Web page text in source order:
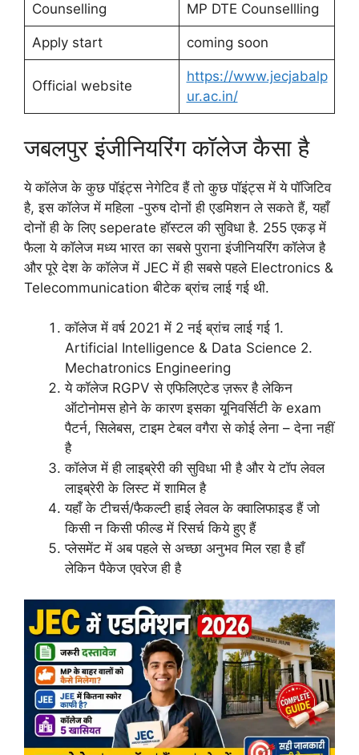
Counselling MP DTE Counsellling
Apply start coming soon
Official website
https://www.jecjabalp
ur.ac.in/
जबलपुर इंजीनियरिंग कॉलेज कैसा है
ये कॉलेज के कुछ पॉइंट्स नेगेटिव हैं तो कुछ पॉइंट्स में ये पॉजिटिव
है, इस कॉलेज में महिला -पुरुष दोनों ही एडमिशन ले सकते हैं, यहाँ
दोनों ही के लिए seperate हॉस्टल की सुविधा है. 255 एकड़ में
फैला ये कॉलेज मध्य भारत का सबसे पुराना इंजीनियरिंग कॉलेज है
और पूरे देश के कॉलेज में JEC में ही सबसे पहले Electronics &
Telecommunication बीटेक ब्रांच लाई गई थी.
कॉलेज में वर्ष 2021 में 2 नई ब्रांच लाई गई 1.
Artificial Intelligence & Data Science 2.
Mechatronics Engineering
ये कॉलेज RGPV से एफिलिएटेड ज़रूर है लेकिन
ऑटोनोमस होने के कारण इसका यूनिवर्सिटी के exam
पैटर्न, सिलेबस, टाइम टेबल वगैरा से कोई लेना – देना नहीं
है
कॉलेज में ही लाइब्रेरी की सुविधा भी है और ये टॉप लेवल
लाइब्रेरी के लिस्ट में शामिल है
यहाँ के टीचर्स/फैकल्टी हाई लेवल के क्वालिफाइड हैं जो
किसी न किसी फील्ड में रिसर्च किये हुए हैं
प्लेसमेंट में अब पहले से अच्छा अनुभव मिल रहा है हाँ
लेकिन पैकेज एवरेज ही है